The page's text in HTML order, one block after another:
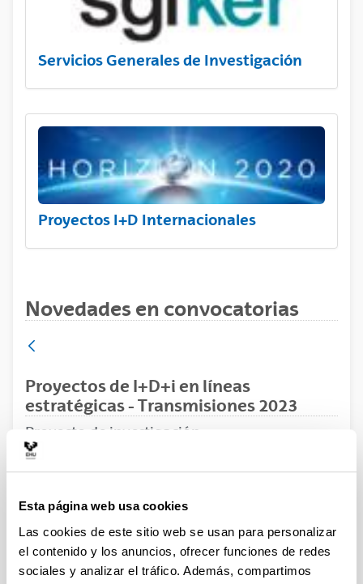
Esta página web usa cookies
Las cookies de este sitio web se usan para personalizar
el contenido y los anuncios, ofrecer funciones de redes
sociales y analizar el tráfico. Además, compartimos
Servicios Generales de Investigación
Proyectos I+D Internacionales
Novedades en convocatorias
Proyectos de I+D+i en líneas
estratégicas - Transmisiones 2023
Proyecto de investigación
Los/las interesados/as de la UPV/EHU dispondrán de
plazo hasta el 14 de julio de 2023 para comunicar su
intención de participar en la convocatoria en la
dirección e-mail convocatorias.dgi@ehu.eus (VER